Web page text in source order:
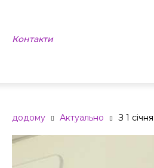
Контакти
додому Актуально З 1